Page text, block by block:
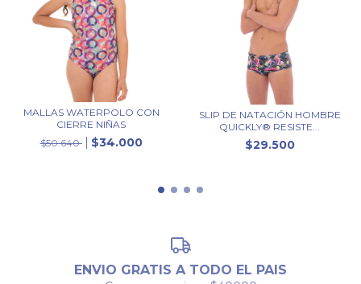
MALLAS WATERPOLO CON
CIERRE NIÑAS
$50.640
$34.000
SLIP DE NATACIÓN HOMBRE
QUICKLY® RESISTE...
$29.500
ENVIO GRATIS A TODO EL PAIS